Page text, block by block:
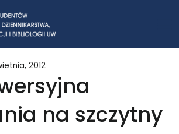
2012
na szczytny